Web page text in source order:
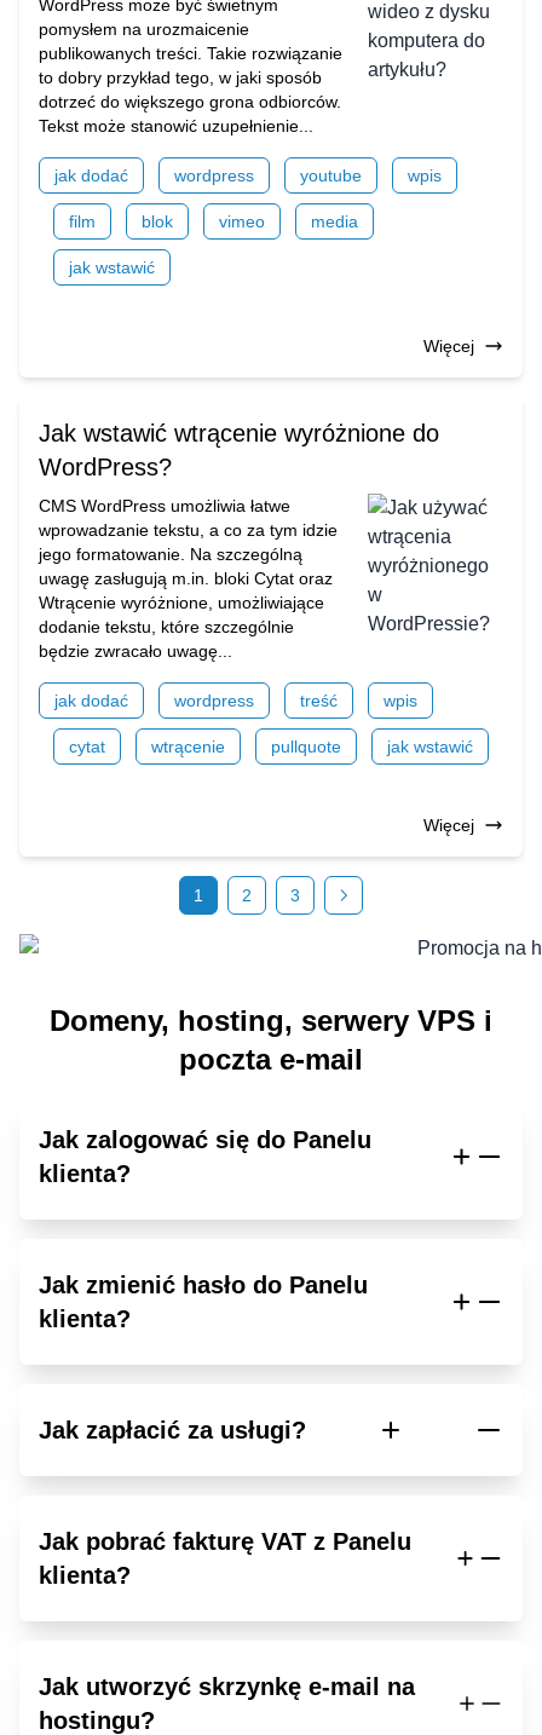
WordPress może być świetnym
pomysłem na urozmaicenie
publikowanych treści. Takie rozwiązanie
to dobry przykład tego, w jaki sposób
dotrzeć do większego grona odbiorców.
Tekst może stanowić uzupełnienie...
jak dodać wordpress youtube wpis
film blok vimeo media
jak wstawić
Więcej
Jak wstawić wtrącenie wyróżnione do
WordPress?
CMS WordPress umożliwia łatwe
wprowadzanie tekstu, a co za tym idzie
jego formatowanie. Na szczególną
uwagę zasługują m.in. bloki Cytat oraz
Wtrącenie wyróżnione, umożliwiające
dodanie tekstu, które szczególnie
będzie zwracało uwagę...
jak dodać wordpress treść wpis
cytat wtrącenie pullquote jak wstawić
Więcej
1 2 3
Domeny, hosting, serwery VPS i
poczta e-mail
Jak zalogować się do Panelu
klienta?
Jak zmienić hasło do Panelu
klienta?
Jak zapłacić za usługi?
Jak pobrać fakturę VAT z Panelu
klienta?
Jak utworzyć skrzynkę e-mail na
hostingu?